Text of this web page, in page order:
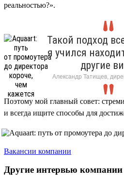
реальностью?».
Такой подход
я учился
другие
Александр Татищев,
Поэтому мой главный совет:
и всегда ищите способы для
Вакансии компании
Другие интервью компании